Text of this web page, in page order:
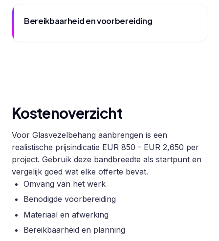
Bereikbaarheid en voorbereiding
Kostenoverzicht
Voor Glasvezelbehang aanbrengen is een
realistische prijsindicatie EUR 850 - EUR 2,650 per
project. Gebruik deze bandbreedte als startpunt en
vergelijk goed wat elke offerte bevat.
Omvang van het werk
Benodigde voorbereiding
Materiaal en afwerking
Bereikbaarheid en planning